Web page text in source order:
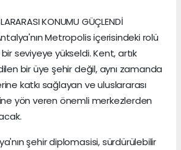
KONUMU GÜÇLENDİ
Metropolis içerisindeki rolü
seviyeye yükseldi. Kent, artık
bir üye şehir değil, aynı zamanda
katkı sağlayan ve uluslararası
yön veren önemli merkezlerden
şehir diplomasisi, sürdürülebilir